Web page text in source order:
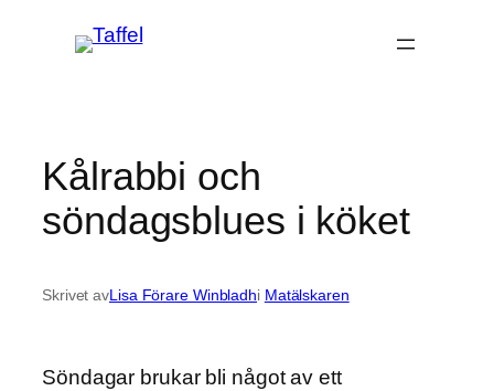
Kålrabbi och
söndagsblues i köket
Skrivet avLisa Förare Winbladhi Matälskaren
Söndagar brukar bli något av ett